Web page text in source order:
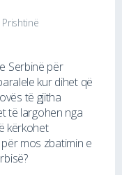
Prishtinë
Serbinë për
kur dihet që
të gjitha
të largohen nga
kërkohet
mos zbatimin e